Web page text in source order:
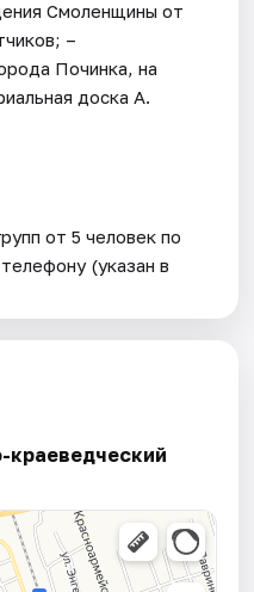
Смоленщины от
–
Починка, на
доска А.
от 5 человек по
(указан в
краеведческий